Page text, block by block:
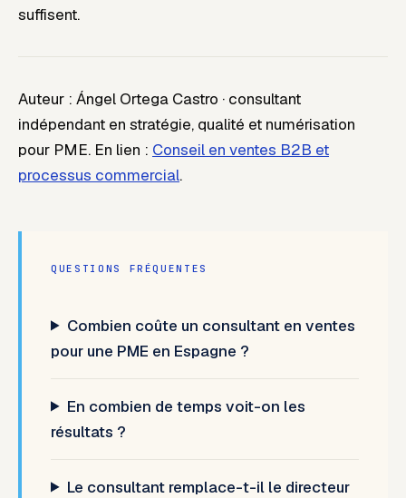
suffisent.
Auteur : Ángel Ortega Castro · consultant
indépendant en stratégie, qualité et numérisation
pour PME. En lien : Conseil en ventes B2B et
processus commercial.
QUESTIONS FRÉQUENTES
Combien coûte un consultant en ventes
pour une PME en Espagne ?
En combien de temps voit-on les
résultats ?
Le consultant remplace-t-il le directeur